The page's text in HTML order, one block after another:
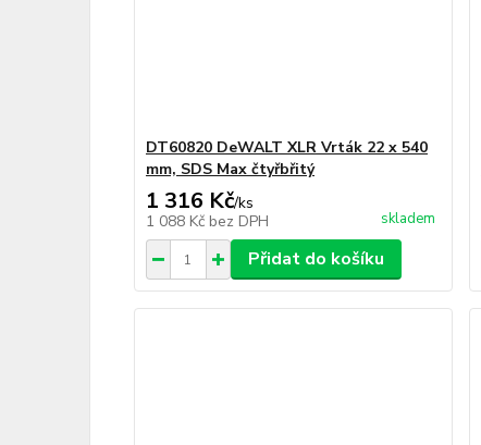
DT60820 DeWALT XLR Vrták 22 x 540
mm, SDS Max čtyřbřitý
1 316 Kč/ks
1 088 Kč bez DPH skladem
Přidat do košíku